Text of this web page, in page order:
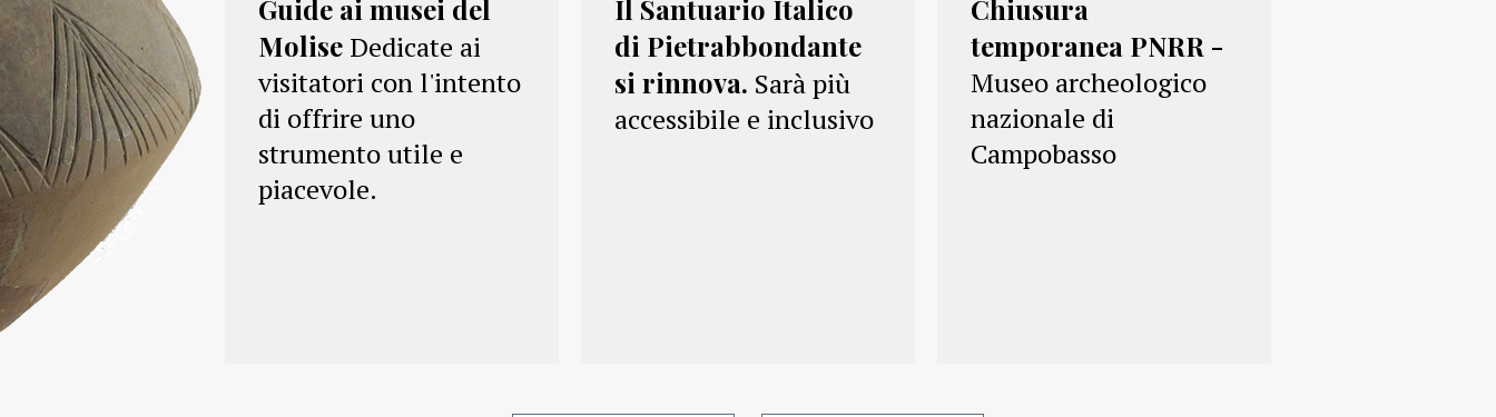
Guide ai musei del
Molise Dedicate ai
visitatori con l'intento
di offrire uno
strumento utile e
piacevole.
Il Santuario Italico
di Pietrabbondante
si rinnova. Sarà più
accessibile e inclusivo
Chiusura
temporanea PNRR -
Museo archeologico
nazionale di
Campobasso